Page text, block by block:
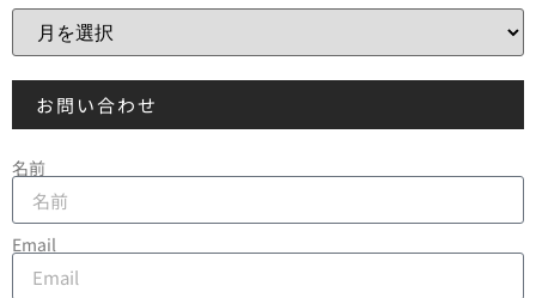
お問い合わせ
名前
Email